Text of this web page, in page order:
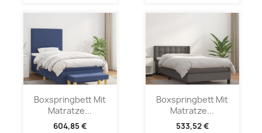
Boxspringbett Mit
Matratze...
604,85 €
Boxspringbett Mit
Matratze...
533,52 €